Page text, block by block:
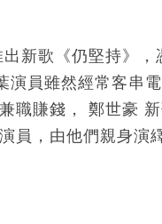
新歌《仍堅持》，
演員雖然經常客串
職賺錢， 鄭世豪
員，由他們親身演